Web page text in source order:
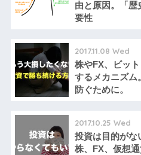
由と原因。「歴
要性
2017.11.08 Wed
株やFX、ビッ
するメカニズム
防ぐために。
2017.10.25 Wed
投資は目的がな
株、FX、仮想